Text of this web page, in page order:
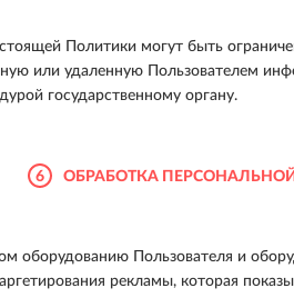
Политики могут быть
или удаленную Пользователем
государственному органу.
6 ОБРАБОТКА
оборудованию Пользователя и
рекламы, которая